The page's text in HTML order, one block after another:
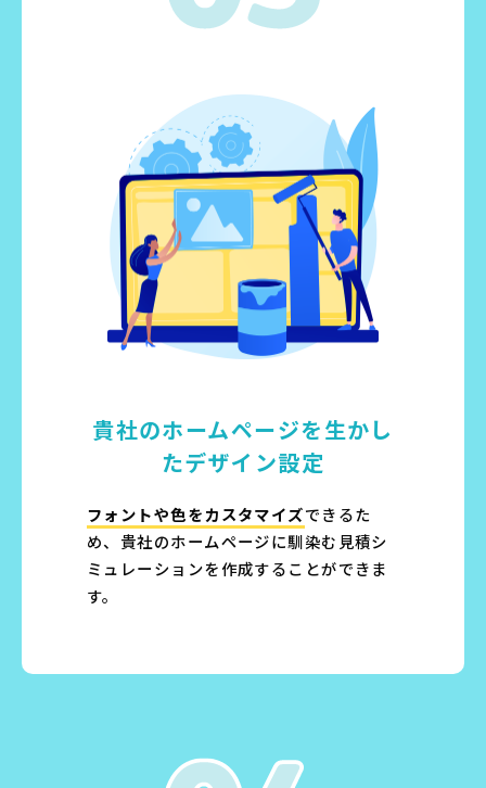
貴社のホームページを生かし
たデザイン設定
フォントや色をカスタマイズできるた
め、貴社のホームページに馴染む見積シ
ミュレーションを作成することができま
す。